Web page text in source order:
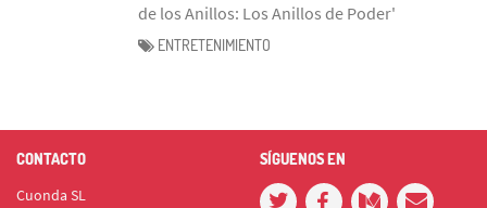
de los Anillos: Los Anillos de Poder'
ENTRETENIMIENTO
CONTACTO
Cuonda SL
SÍGUENOS EN